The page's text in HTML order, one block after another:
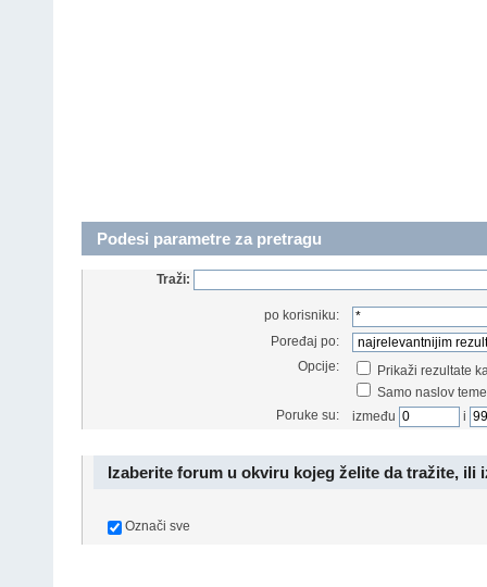
Podesi parametre za pretragu
Traži:
po korisniku:
Poređaj po:
Opcije:
Prikaži rezultate
Samo naslov teme
Poruke su:
između i
Izaberite forum u okviru kojeg želite da tražite, ili
Označi sve